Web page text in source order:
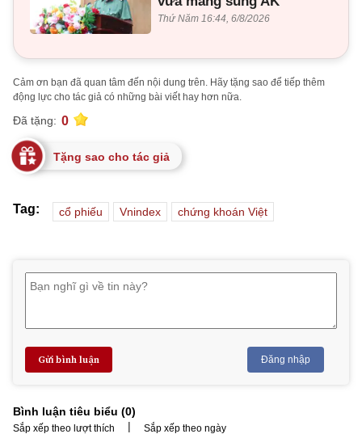
Thứ Năm 16:44, 6/8/2026
Cảm ơn bạn đã quan tâm đến nội dung trên. Hãy tặng sao để tiếp thêm
động lực cho tác giả có những bài viết hay hơn nữa.
Đã tặng: 0
Tặng sao cho tác giả
Tag: cổ phiếu Vnindex chứng khoán Việt
Gửi bình luận Đăng nhập
Bình luận tiêu biểu (0)
Sắp xếp theo lượt thích | Sắp xếp theo ngày